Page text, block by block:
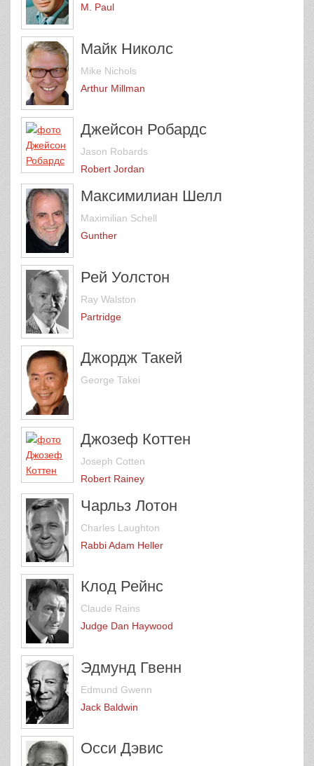
M. Paul
Майк Николс
Mike Nichols
Arthur Millman
Джейсон Робардс
Jason Robards
Robert Jordan
Максимилиан Шелл
Maximilian Schell
Gunther
Рей Уолстон
Ray Walston
Partridge
Джордж Такей
George Takei
Джозеф Коттен
Joseph Cotten
Robert Rainey
Чарльз Лотон
Charles Laughton
Rabbi Adam Heller
Клод Рейнс
Claude Rains
Judge Dan Haywood
Эдмунд Гвенн
Edmund Gwenn
Jack Baldwin
Осси Дэвис